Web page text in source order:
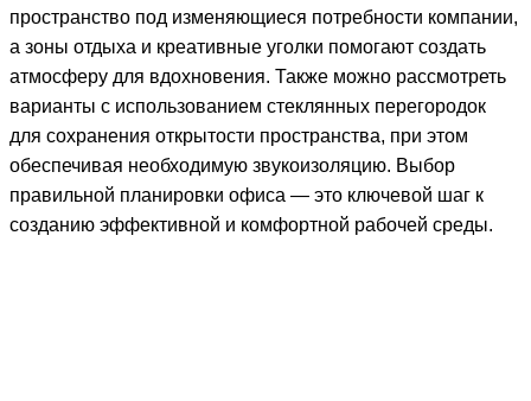
пространство под изменяющиеся потребности компании,
а зоны отдыха и креативные уголки помогают создать
атмосферу для вдохновения. Также можно рассмотреть
варианты с использованием стеклянных перегородок
для сохранения открытости пространства, при этом
обеспечивая необходимую звукоизоляцию. Выбор
правильной планировки офиса — это ключевой шаг к
созданию эффективной и комфортной рабочей среды.